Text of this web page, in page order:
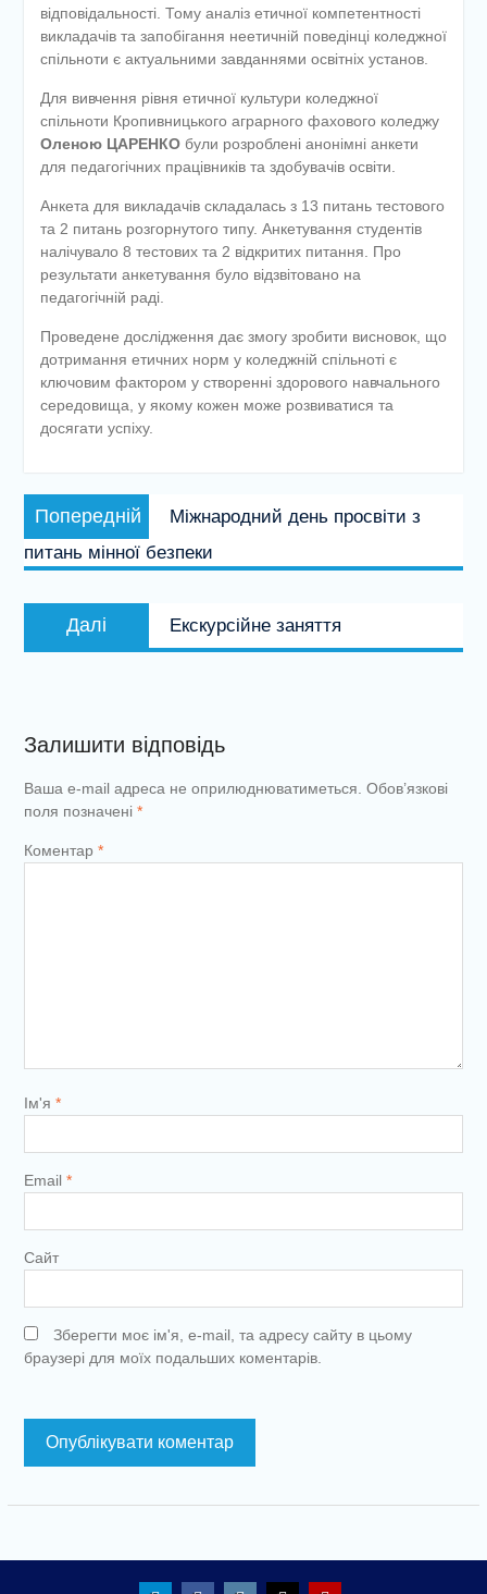
відповідальності. Тому аналіз етичної компетентності
викладачів та запобігання неетичній поведінці коледжної
спільноти є актуальними завданнями освітніх установ.
Для вивчення рівня етичної культури коледжної
спільноти Кропивницького аграрного фахового коледжу
Оленою ЦАРЕНКОбули розроблені анонімні анкети
для педагогічних працівників та здобувачів освіти.
Анкета для викладачів складалась з 13 питань тестового
та 2 питань розгорнутого типу. Анкетування студентів
налічувало 8 тестових та 2 відкритих питання. Про
результати анкетування було відзвітовано на
педагогічній раді.
Проведене дослідження дає змогу зробити висновок, що
дотримання етичних норм у коледжній спільноті є
ключовим фактором у створенні здорового навчального
середовища, у якому кожен може розвиватися та
досягати успіху.
Навігація
записів
Попередній
запис:
Міжнародний день просвіти з
питань мінної безпеки
Далі
Наступний
запис:
Екскурсійне заняття
Залишити відповідь
Ваша e-mail адреса не оприлюднюватиметься. Обов’язкові
поля позначені *
Коментар *
Ім'я *
Email *
Сайт
Зберегти моє ім'я, e-mail, та адресу сайту в цьому
браузері для моїх подальших коментарів.